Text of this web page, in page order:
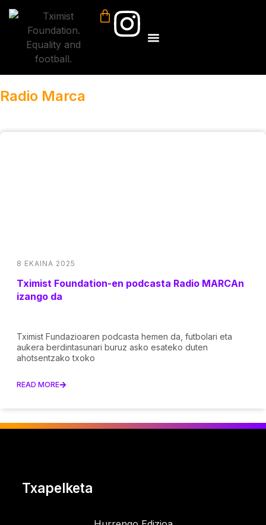
Radio Marca
8 EKAINA 2025
Tximist Foundation-en podcasta Radio MARCAn
izango da
Tximist Fundazioaren podcasta hemen da, futbolari eta
aukera berdintasunari buruz asko esateko duten
ahotsentzako txoko
READ MORE
Txapelketa